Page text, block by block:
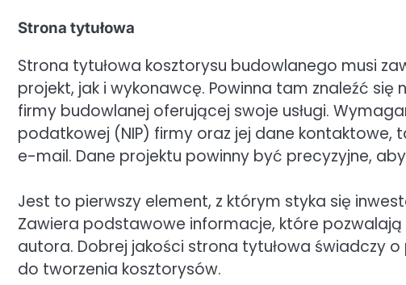
Strona tytułowa
Strona tytułowa kosztorysu budowlanego musi
projekt, jak i wykonawcę. Powinna tam znaleźć się
firmy budowlanej oferującej swoje usługi.
podatkowej (NIP) firmy oraz jej dane kontaktowe,
e-mail. Dane projektu powinny być precyzyjne,
Jest to pierwszy element, z którym styka się
Zawiera podstawowe informacje, które
autora. Dobrej jakości strona tytułowa świadczy
do tworzenia kosztorysów.